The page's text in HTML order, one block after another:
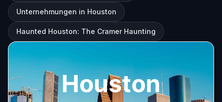
Unternehmungen in Houston
Haunted Houston: The Cramer Haunting
Houston